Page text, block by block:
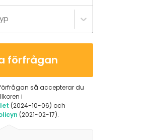
förfrågan
så accepterar du
i
(2024-10-06) och
(2021-02-17).